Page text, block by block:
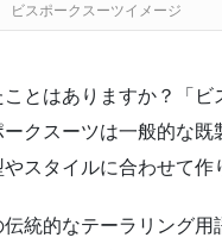
ビスポークスーツイメージ
とはありますか？「
クスーツは一般的な
スタイルに合わせて作
統的なテーラリング用